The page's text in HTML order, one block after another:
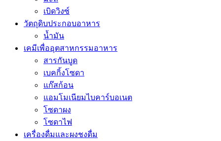
เบิดวิงซ์
วัตถุดิบประกอบอาหาร
น้ำมัน
เคมีเพื่ออุตสาหกรรมอาหาร
สารกันบูด
เบคกิ้งโซดา
แก๊สก้อน
แอมโมเนียมไบคาร์บอเนต
โซดาผง
โซดาไฟ
เครื่องดื่มและผงชงดื่ม